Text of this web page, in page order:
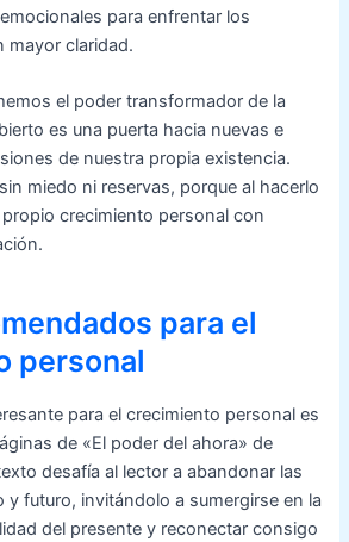
para enfrentar los
mayor claridad.
el poder transformador de la
es una puerta hacia nuevas e
de nuestra propia existencia.
miedo ni reservas, porque al hacerlo
crecimiento personal con
para el
personal
para el crecimiento personal es
de «El poder del ahora» de
desafía al lector a abandonar las
y futuro, invitándolo a sumergirse en la
del presente y reconectar consigo